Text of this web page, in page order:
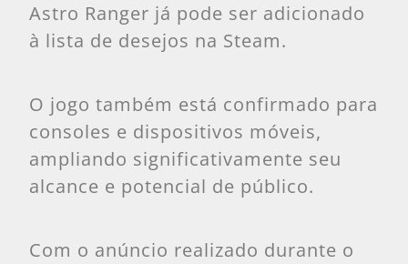
Astro Ranger já pode ser adicionado
à lista de desejos na Steam.
O jogo também está confirmado para
consoles e dispositivos móveis,
ampliando significativamente seu
alcance e potencial de público.
Com o anúncio realizado durante o